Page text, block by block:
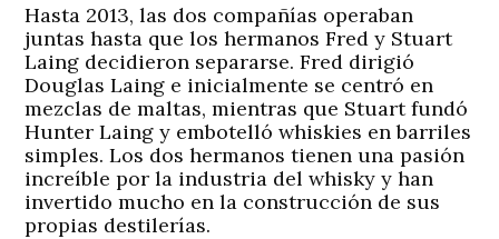
Hasta 2013, las dos compañías operaban
juntas hasta que los hermanos Fred y Stuart
Laing decidieron separarse. Fred dirigió
Douglas Laing e inicialmente se centró en
mezclas de maltas, mientras que Stuart fundó
Hunter Laing y embotelló whiskies en barriles
simples. Los dos hermanos tienen una pasión
increíble por la industria del whisky y han
invertido mucho en la construcción de sus
propias destilerías.